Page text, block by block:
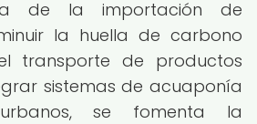
de la importación de
la huella de carbono
transporte de productos
sistemas de acuaponía
se fomenta la